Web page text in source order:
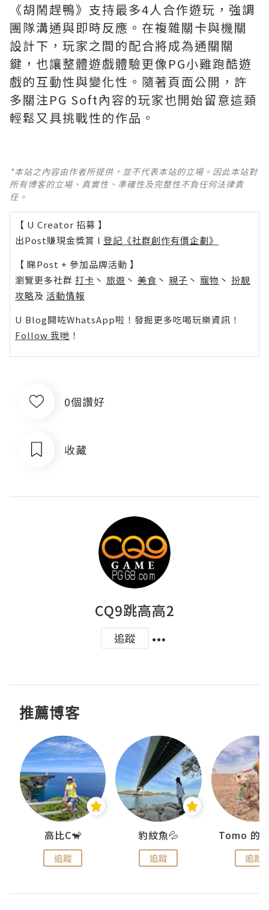
《胡鬧趕鴨》支持最多4人合作遊玩，強調
團隊溝通與即時反應。在複雜關卡與機關
設計下，玩家之間的配合將成為通關關
鍵，也讓整體遊戲體驗更像PG小雞跑酷遊
戲的互動性與變化性。隨著頁面公開，許
多關注PG Soft內容的玩家也開始留意這類
輕鬆又具挑戰性的作品。
*本站之內容由作者所提供，並不代表本站的立場。因此本站對
所有博客的立場、真實性、準確性及完整性不負任何法律責
任。
【 U Creator 招募 】
出Post賺現金獎賞 l 登記《社群創作有價企劃》
【 睇Post + 參加品牌活動 】
瀏覽更多社群 打卡 丶 旅遊 丶 美食 丶 親子 丶 寵物 丶 扮靚
攻略及 活動情報
U Blog開咗WhatsApp啦！發掘更多吃喝玩樂資訊！
Follow 我哋 ！
0個讚好
收藏
CQ9跳高高2
追蹤
推薦博客
高比C🐒
追蹤
豹紋魚💦
追蹤 追蹤